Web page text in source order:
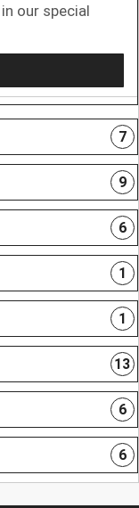
our special
7
9
6
1
1
13
6
6